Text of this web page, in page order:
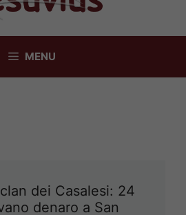
MENU
dei Casalesi: 24
denaro a San